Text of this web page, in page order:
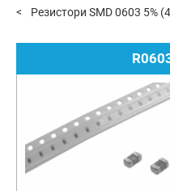
Резистори SMD 0603 5%